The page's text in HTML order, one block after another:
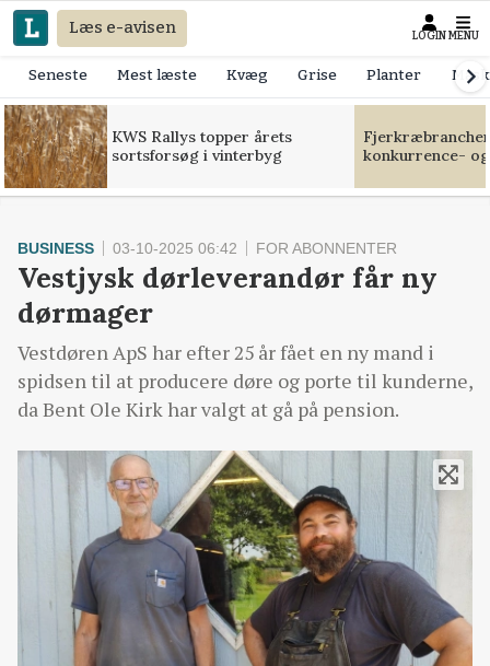
Læs e-avisen LOGIN MENU
Seneste Mest læste Kvæg Grise Planter
KWS Rallys topper årets
sortsforsøg i vinterbyg
konkurrence-
BUSINESS 03-10-2025 06:42 FOR ABONNENTER
Vestjysk dørleverandør får ny
dørmager
Vestdøren ApS har efter 25 år fået en ny mand i
spidsen til at producere døre og porte til kunderne,
da Bent Ole Kirk har valgt at gå på pension.